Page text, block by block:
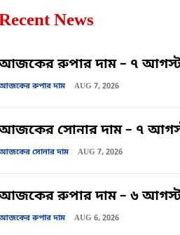
News
রুপার দাম – ৭
রুপার দাম AUG 7, 2026
সোনার দাম – ৭
সোনার দাম AUG 7, 2026
রুপার দাম – ৬
রুপার দাম AUG 6, 2026